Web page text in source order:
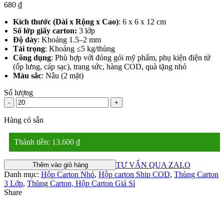
680 ₫
Kích thước (Dài x Rộng x Cao): 6 x 6 x 12 cm
Số lớp giấy carton: 3 lớp
Độ dày: Khoảng 1.5–2 mm
Tải trọng: Khoảng ≤5 kg/thùng
Công dụng: Phù hợp với đóng gói mỹ phẩm, phụ kiện điện tử
(ốp lưng, cáp sạc), trang sức, hàng COD, quà tặng nhỏ
Màu sắc: Nâu (2 mặt)
Số lượng
- +
Hàng có sẵn
Thành tiền: 13.600 ₫
Thêm vào giỏ hàng
TƯ VẤN QUA ZALO
Danh mục: Hộp Carton Nhỏ, Hộp carton Ship COD, Thùng Carton
3 Lớp, Thùng Carton, Hộp Carton Giá Sỉ
Share